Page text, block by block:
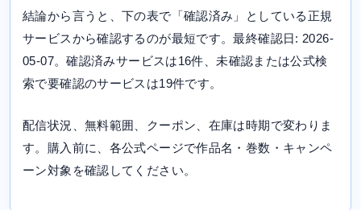
結論から言うと、下の表で「確認済み」としている正規
サービスから確認するのが最短です。最終確認日: 2026-
05-07。確認済みサービスは16件、未確認または公式検
索で要確認のサービスは19件です。
配信状況、無料範囲、クーポン、在庫は時期で変わりま
す。購入前に、各公式ページで作品名・巻数・キャンペ
ーン対象を確認してください。